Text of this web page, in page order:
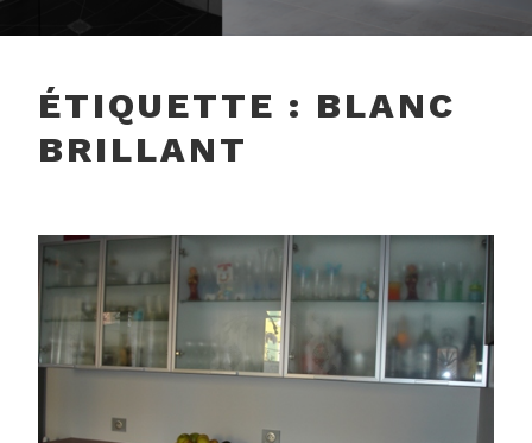
ÉTIQUETTE : BLANC
BRILLANT